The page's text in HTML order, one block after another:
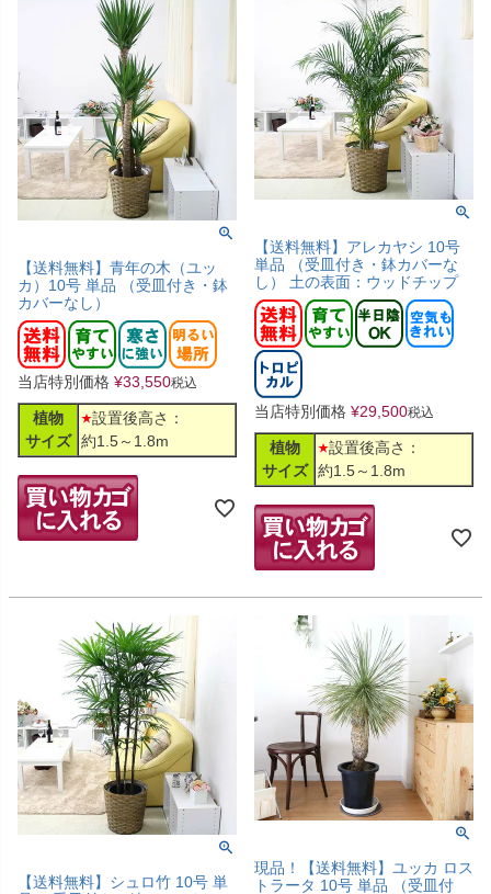
【送料無料】青年の木（ユッ
カ）10号 単品 （受皿付き・鉢
カバーなし）
当店特別価格 ¥33,550税込
植物
サイズ
設置後高さ：
約1.5～1.8m
【送料無料】アレカヤシ 10号
単品 （受皿付き・鉢カバーな
し） 土の表面：ウッドチップ
当店特別価格 ¥29,500税込
植物
サイズ
設置後高さ：
約1.5～1.8m
【送料無料】シュロ竹 10号 単
現品！【送料無料】ユッカ ロス
トラータ 10号 単品 （受皿付